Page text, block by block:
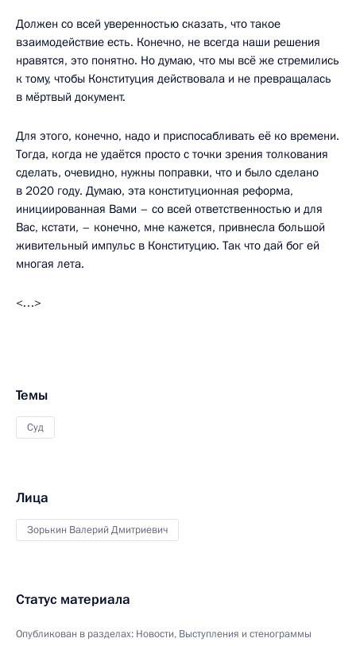
Должен со всей уверенностью сказать, что такое
взаимодействие есть. Конечно, не всегда наши решения
нравятся, это понятно. Но думаю, что мы всё же стремились
к тому, чтобы Конституция действовала и не превращалась
в мёртвый документ.
Для этого, конечно, надо и приспосабливать её ко времени.
Тогда, когда не удаётся просто с точки зрения толкования
сделать, очевидно, нужны поправки, что и было сделано
в 2020 году. Думаю, эта конституционная реформа,
инициированная Вами – со всей ответственностью и для
Вас, кстати, – конечно, мне кажется, привнесла большой
живительный импульс в Конституцию. Так что дай бог ей
многая лета.
<…>
Темы
Суд
Лица
Зорькин Валерий Дмитриевич
Статус материала
Опубликован в разделах: Новости, Выступления и стенограммы